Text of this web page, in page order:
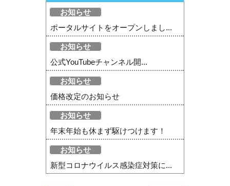
お知らせ
ポータルサイトをオープンしまし...
お知らせ
公式YouTubeチャンネル開...
お知らせ
価格改定のお知らせ
お知らせ
年末年始も休まず駆けつけます！
お知らせ
新型コロナウイルス感染症対策に...